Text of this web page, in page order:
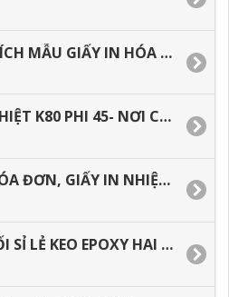
NHỮNG KÍCH MẪU GIẤY IN HÓA ĐƠN HIỆN NAY
GIẤY IN NHIỆT K80 PHI 45- NƠI CUNG CẤP GIÁ SỈ.
GIẤY IN HÓA ĐƠN, GIẤY IN NHIỆT GIÁ RẺ
PHÂN PHỐI SỈ LẺ KEO EPOXY HAI THÀNH PHẦN ĐỔ BÀN, ĐỔ KHUÔN.